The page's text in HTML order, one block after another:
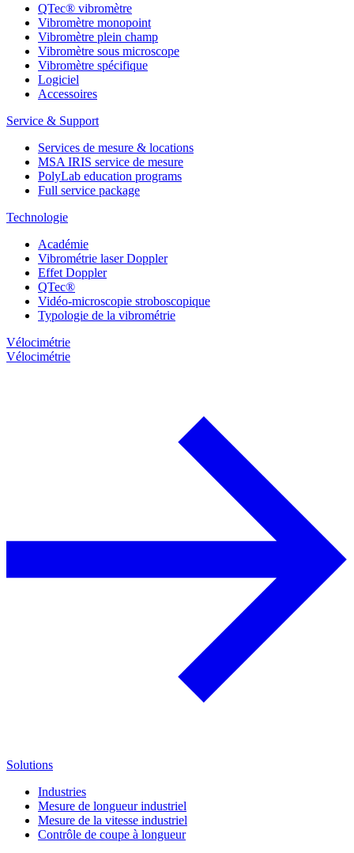
QTec® vibromètre
Vibromètre monopoint
Vibromètre plein champ
Vibromètre sous microscope
Vibromètre spécifique
Logiciel
Accessoires
Service & Support
Services de mesure & locations
MSA IRIS service de mesure
PolyLab education programs
Full service package
Technologie
Académie
Vibrométrie laser Doppler
Effet Doppler
QTec®
Vidéo-microscopie stroboscopique
Typologie de la vibrométrie
Vélocimétrie
Vélocimétrie
Solutions
Industries
Mesure de longueur industriel
Mesure de la vitesse industriel
Contrôle de coupe à longueur